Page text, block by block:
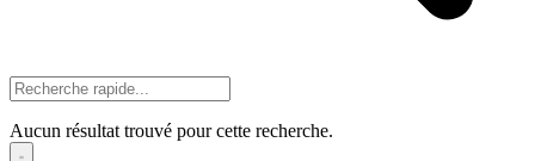
Aucun résultat trouvé pour cette recherche.